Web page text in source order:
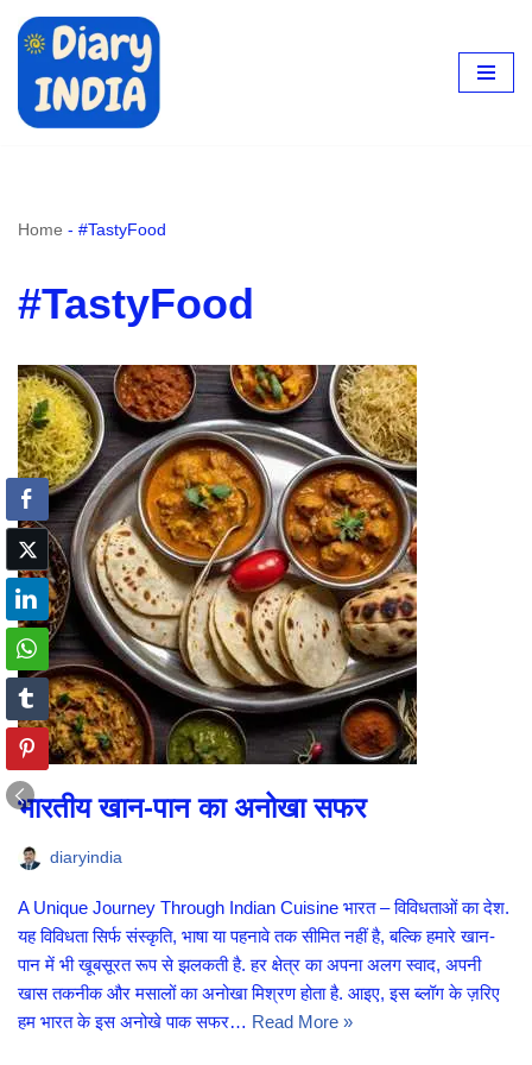
content
Home - #TastyFood
#TastyFood
भारतीय खान-पान का अनोखा सफर
diaryindia
A Unique Journey Through Indian Cuisine भारत – विविधताओं का देश.
यह विविधता सिर्फ संस्कृति, भाषा या पहनावे तक सीमित नहीं है, बल्कि हमारे खान-
पान में भी खूबसूरत रूप से झलकती है. हर क्षेत्र का अपना अलग स्वाद, अपनी
खास तकनीक और मसालों का अनोखा मिश्रण होता है. आइए, इस ब्लॉग के ज़रिए
हम भारत के इस अनोखे पाक सफर… Read More »